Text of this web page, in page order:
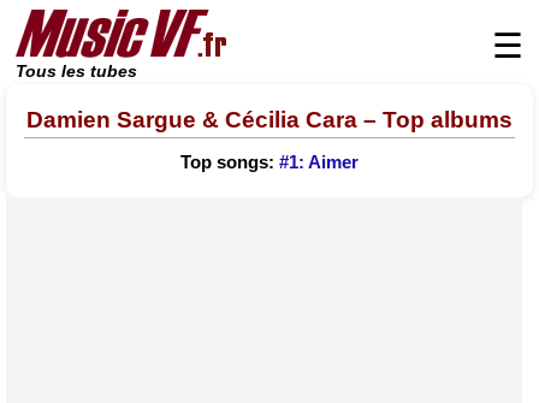
Tous les tubes
☰
Damien Sargue & Cécilia Cara – Top albums
Top songs: #1: Aimer